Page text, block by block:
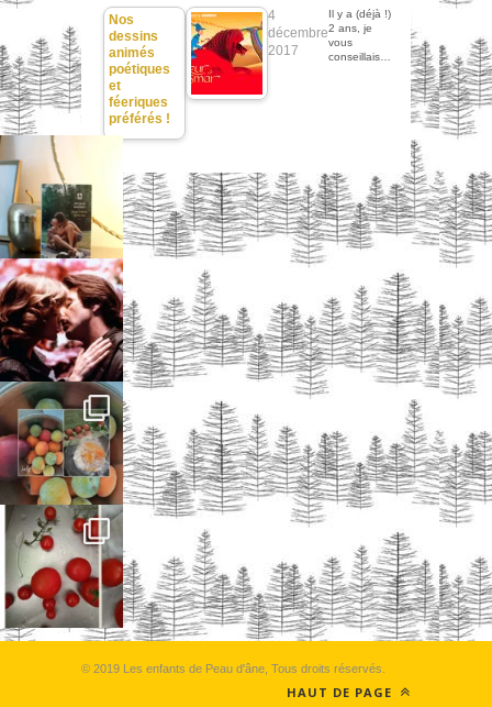
Nos
dessins
animés
poétiques
et
féeriques
préférés !
4
décembre
2017
Il y a (déjà !)
2 ans, je
vous
conseillais…
© 2019 Les enfants de Peau d'âne, Tous droits réservés.
HAUT DE PAGE